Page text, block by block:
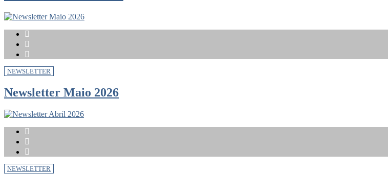
NEWSLETTER
Newsletter Maio 2026
NEWSLETTER